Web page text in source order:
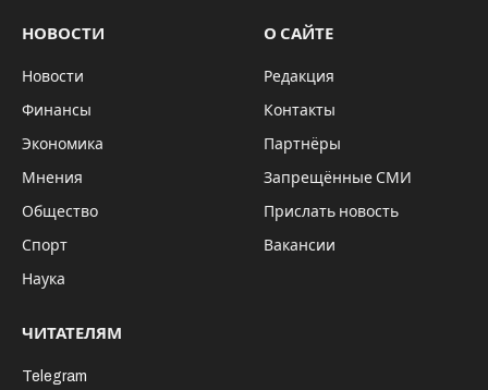
Создание автодорог часто проходит с
отклонением от работающих норм.
работающих нормах. Специалисты